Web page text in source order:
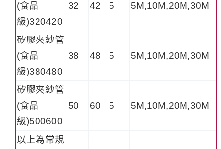
(食品
級)320420
32 42 5 5M,10M,20M,30M
矽膠夾紗管
(食品
級)380480
38 48 5 5M,10M,20M,30M
矽膠夾紗管
(食品
級)500600
50 60 5 5M,10M,20M,30M
以上為常規